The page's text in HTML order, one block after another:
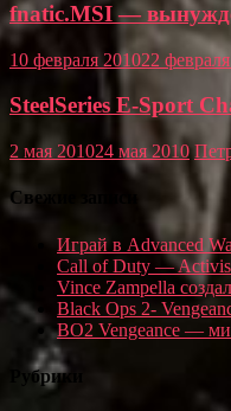
fnatic.MSI —
10 февраля 201022
SteelSeries E-Sport
2 мая 201024 мая 2010
Свежие записи
Играй в Advanced
Call of Duty —
Vince Zampella
Black Ops 2-
BO2 Vengeance —
Рубрики